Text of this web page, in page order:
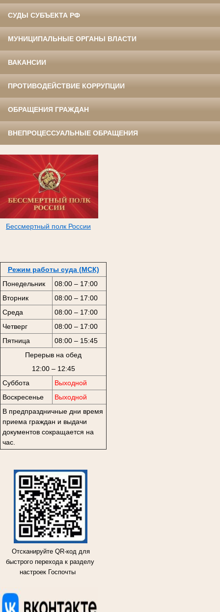
СУДЫ СУБЪЕКТА РФ
МУНИЦИПАЛЬНЫЕ ОРГАНЫ ВЛАСТИ
ВАКАНСИИ
ПРОТИВОДЕЙСТВИЕ КОРРУПЦИИ
ОБРАЩЕНИЯ ГРАЖДАН
ВНЕПРОЦЕССУАЛЬНЫЕ ОБРАЩЕНИЯ
Бессмертный полк России
Режим работы суда (МСК)
Понедельник
08:00 – 17:00
Вторник
08:00 – 17:00
Среда
08:00 – 17:00
Четверг
08:00 – 17:00
Пятница
08:00 – 15:45
Перерыв на обед
12:00 – 12:45
Суббота
Выходной
Воскресенье
Выходной
В предпраздничные дни время
приема граждан и выдачи
документов сокращается на
час.
Отсканируйте QR-код для
быстрого перехода к разделу
настроек Госпочты